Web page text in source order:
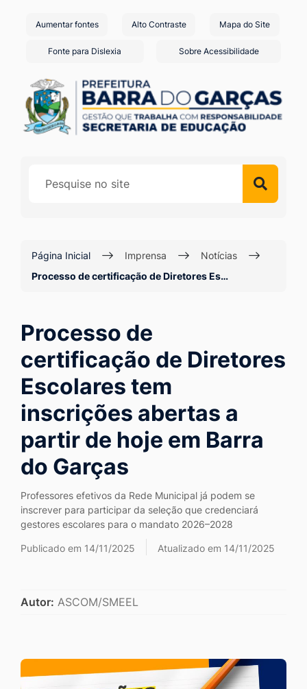
de
atalhos
e
links
de
para
[alt+1]
Ir
para
busca
para
o
rodapé
[alt+4]
Aumentar fontes Alto Contraste Mapa do Site
Fonte para Dislexia Sobre Acessibilidade
Página Inicial Imprensa
Notícias
Processo de certificação de Diretores Es…
Processo de
certificação de Diretores
Escolares tem
inscrições abertas a
partir de hoje em Barra
do Garças
Professores efetivos da Rede Municipal já podem se
inscrever para participar da seleção que credenciará
gestores escolares para o mandato 2026–2028
Publicado em 14/11/2025 Atualizado em 14/11/2025
Autor: ASCOM/SMEEL